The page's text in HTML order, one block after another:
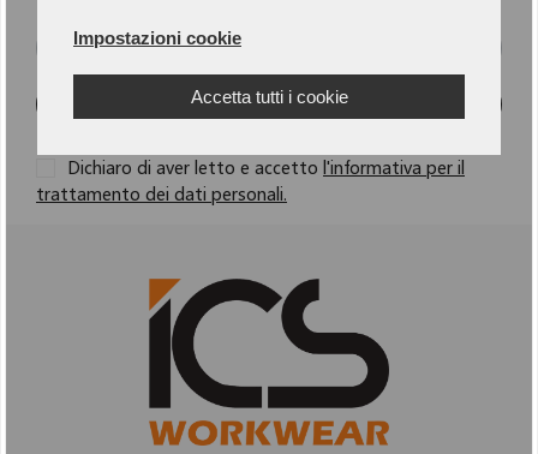
Impostazioni cookie
Accetta tutti i cookie
ISCRIVITI
Dichiaro di aver letto e accetto l'informativa per il
trattamento dei dati personali.